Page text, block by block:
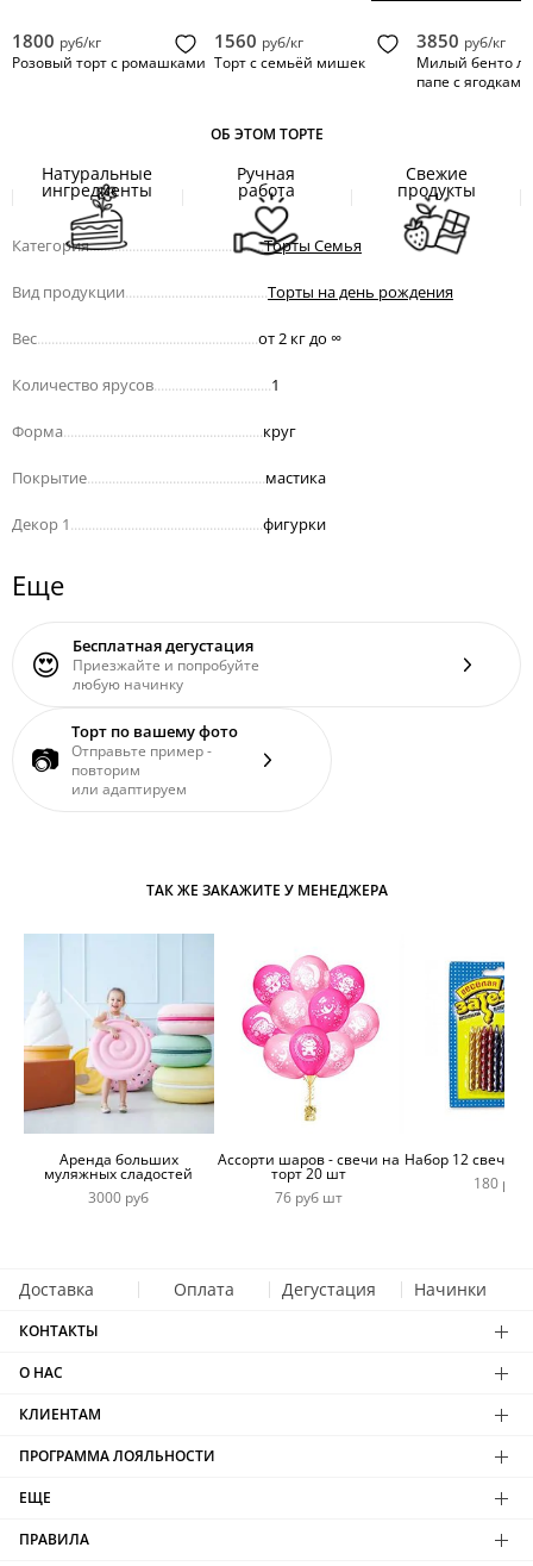
1800 руб/кг
Розовый торт с ромашками
1560 руб/кг
Торт с семьёй мишек
3850 руб/кг
Милый бенто
папе с ягодками
ОБ ЭТОМ ТОРТЕ
Натуральные
ингредиенты
Ручная
работа
Свежие
продукты
Категория.................................................Торты Семья
Вид продукции Торты на день рождения
Вес от 2 кг до ∞
Количество ярусов 1
Форма круг
Покрытие мастика
Декор 1 фигурки
Еще
😍 Бесплатная дегустация
Приезжайте и попробуйте
любую начинку
📷
Торт по вашему фото
Отправьте пример -
повторим
или адаптируем
ТАК ЖЕ ЗАКАЖИТЕ У МЕНЕДЖЕРА
Аренда больших
муляжных сладостей
3000 руб
Ассорти шаров - свечи на
торт 20 шт
76 руб шт
Набор 12 свечей
180 руб
Доставка Оплата Дегустация Начинки
КОНТАКТЫ
О НАС
КЛИЕНТАМ
ПРОГРАММА ЛОЯЛЬНОСТИ
ЕЩЕ
ПРАВИЛА